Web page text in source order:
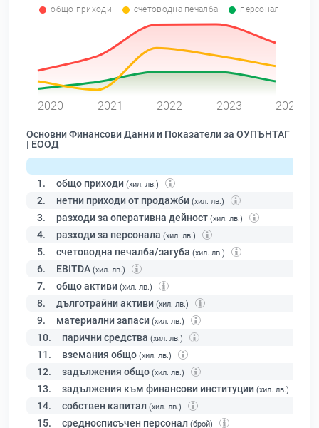
общо приходи счетоводна печалба персонал
2020 2021 2022 2023 2024
Основни Финансови Данни и Показатели за ОУПЪНТАГ
| ЕООД
1. общо приходи (хил. лв.)
2. нетни приходи от продажби (хил. лв.)
3. разходи за оперативна дейност (хил. лв.)
4. разходи за персонала (хил. лв.)
5. счетоводна печалба/загуба (хил. лв.)
6. EBITDA (хил. лв.)
7. общо активи (хил. лв.)
8. дълготрайни активи (хил. лв.)
9. материални запаси (хил. лв.)
10. парични средства (хил. лв.)
11. вземания общо (хил. лв.)
12. задължения общо (хил. лв.)
13. задължения към финансови институции (хил. лв.)
14. собствен капитал (хил. лв.)
15. средносписъчен персонал (брой)